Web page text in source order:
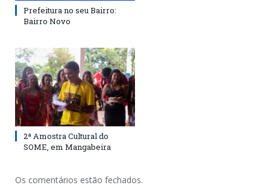
Prefeitura no seu Bairro:
Bairro Novo
2ª Amostra Cultural do
SOME, em Mangabeira
Os comentários estão fechados.